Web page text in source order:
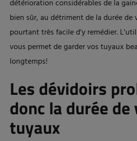
détérioration considérables de la
bien sûr, au détriment de la durée de
pourtant très facile d'y remédier.
vous permet de garder vos tuyaux
longtemps!
Les dévidoirs
donc la durée de
tuyaux